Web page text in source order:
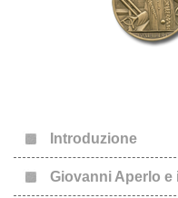
Introduzione
Giovanni Aperlo e